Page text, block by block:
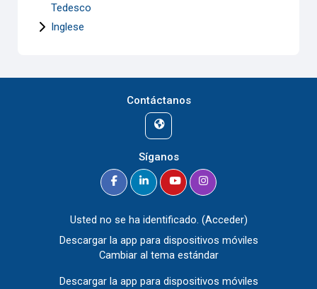
Tedesco
Inglese
Contáctanos
Síganos
Usted no se ha identificado. (Acceder)
Descargar la app para dispositivos móviles
Cambiar al tema estándar
Descargar la app para dispositivos móviles